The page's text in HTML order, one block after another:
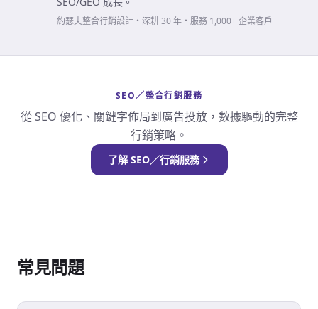
約瑟夫整合行銷設計・深耕 30 年・服務 1,000+ 企業客戶
SEO／整合行銷服務
從 SEO 優化、關鍵字佈局到廣告投放，數據驅動的完整
行銷策略。
了解 SEO／行銷服務
常見問題